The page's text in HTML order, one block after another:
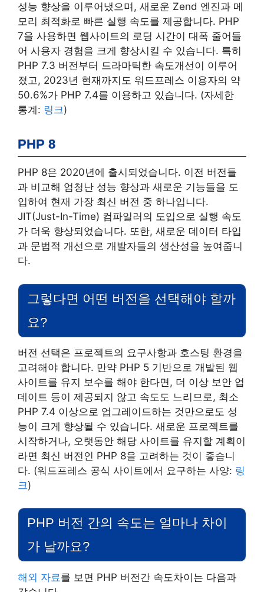
성능 향상을 이루어냈으며, 새로운 Zend 엔진과 메
모리 최적화로 빠른 실행 속도를 제공합니다. PHP
7을 사용하면 웹사이트의 로딩 시간이 대폭 줄어들
어 사용자 경험을 크게 향상시킬 수 있습니다. 특히
PHP 7.3 버전부터 드라마틱한 속도개선이 이루어
졌고, 2023년 현재까지도 워드프레스 이용자의 약
50.6%가 PHP 7.4를 이용하고 있습니다. (자세한
통계: 링크)
PHP 8
PHP 8은 2020년에 출시되었습니다. 이전 버전들
과 비교해 엄청난 성능 향상과 새로운 기능들을 도
입하여 현재 가장 최신 버전 중 하나입니다.
JIT(Just-In-Time) 컴파일러의 도입으로 실행 속도
가 더욱 향상되었습니다. 또한, 새로운 데이터 타입
과 문법적 개선으로 개발자들의 생산성을 높여줍니
다.
그렇다면 어떤 버전을 선택해야 할까
요?
버전 선택은 프로젝트의 요구사항과 호스팅 환경을
고려해야 합니다. 만약 PHP 5 기반으로 개발된 웹
사이트를 유지 보수를 해야 한다면, 더 이상 보안 업
데이트 등이 제공되지 않고 속도도 느리므로, 최소
PHP 7.4 이상으로 업그레이드하는 것만으로도 성
능이 크게 향상될 수 있습니다. 새로운 프로젝트를
시작하거나, 오랫동안 해당 사이트를 유지할 계획이
라면 최신 버전인 PHP 8을 고려하는 것이 좋습니
다. (워드프레스 공식 사이트에서 요구하는 사양: 링
크)
PHP 버전 간의 속도는 얼마나 차이
가 날까요?
해외 자료를 보면 PHP 버전간 속도차이는 다음과